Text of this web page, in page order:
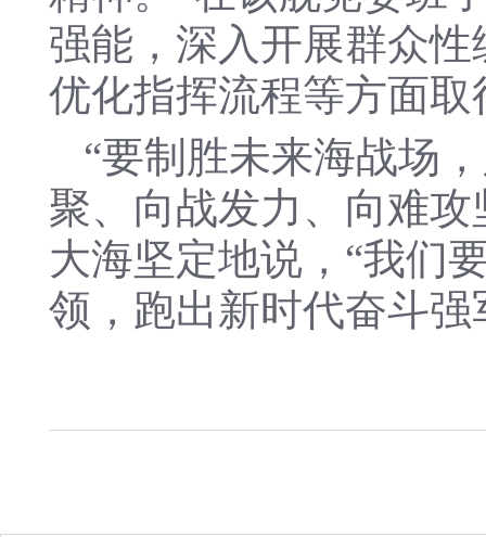
强能，深入开展群众
优化指挥流程等方面
“要制胜未来海战场
聚、向战发力、向难
大海坚定地说，“我们
领，跑出新时代奋斗